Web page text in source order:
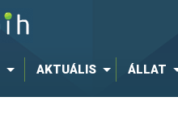
AKTUÁLIS ÁLLAT